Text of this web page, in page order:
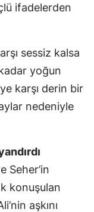
ifadelerden
sessiz kalsa
yoğun
karşı derin bir
nedeniyle
Seher’in
konuşulan
aşkını